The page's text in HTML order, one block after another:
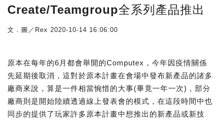
Create/Teamgroup全系列產品推出
文．圖／Rex 2020-10-14 16:06:00
原本在每年的6月都會舉開的Computex，今年因疫情關係
先延期後取消，這對於原本計畫在會場中發布新產品的諸多
廠商來說，算是一件相當惋惜的大事(畢竟一年一次)，部分
廠商則是開始陸續透過線上發表會的模式，在這段時間中也
同步的提供了玩家許多原本計畫中想推出的新產品或新技